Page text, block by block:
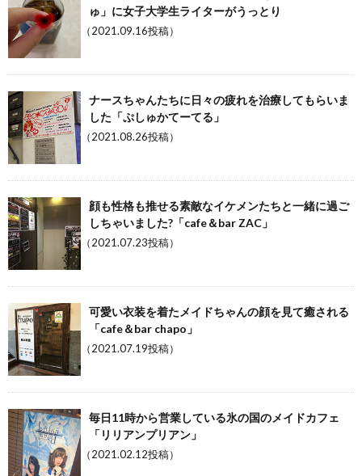
ゅ」に女子大学生ライターがうっとり
（2021.09.16投稿）
ナースちゃんたちに日々の疲れを治療してもらいま
した「ぷしゅかてーてる」
（2021.08.26投稿）
顔も性格も推せる素敵なイケメンたちと一緒に過ご
しちゃいました?「cafe＆bar ZAC」
（2021.07.23投稿）
可愛い衣装を着たメイドちゃんの顔を見て癒される
「cafe＆bar chapo」
（2021.07.19投稿）
毎日11時から営業している氷の国のメイドカフェ
「リリアンプリアン」
（2021.02.12投稿）